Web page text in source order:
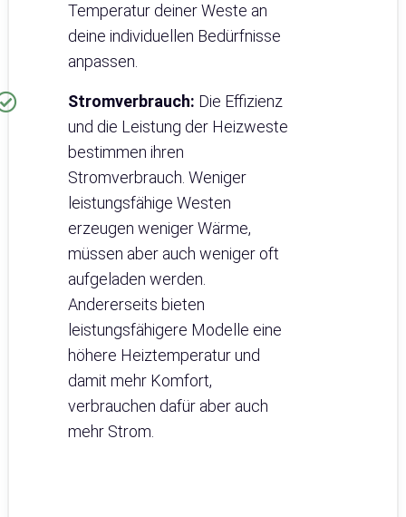
Temperatur deiner Weste an
deine individuellen Bedürfnisse
anpassen.
Stromverbrauch: Die Effizienz
und die Leistung der Heizweste
bestimmen ihren
Stromverbrauch. Weniger
leistungsfähige Westen
erzeugen weniger Wärme,
müssen aber auch weniger oft
aufgeladen werden.
Andererseits bieten
leistungsfähigere Modelle eine
höhere Heiztemperatur und
damit mehr Komfort,
verbrauchen dafür aber auch
mehr Strom.